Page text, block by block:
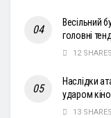
Весільний
головні
12 SHARES
Наслідки
ударом
13 SHARES